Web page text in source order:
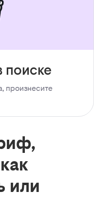
поиске
произнесите
или